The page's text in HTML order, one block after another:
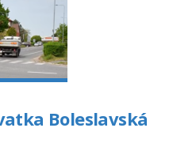
Boleslavská